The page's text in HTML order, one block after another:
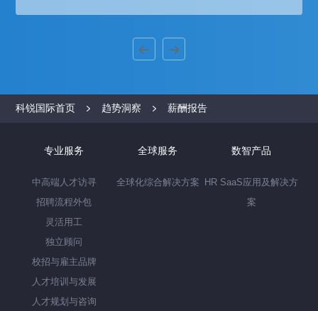
预测，供企业和猎头招聘参考。
科锐国际首页 趋势洞察 薪酬报告
专业服务
中高端人才访寻
招聘流程外包
灵活用工
独立顾问
校招与雇主品牌
人才培训与发展
人才规划与咨询
全球服务
全球化综合解决方案
数智产品
HR SaaS应用及解决方
案